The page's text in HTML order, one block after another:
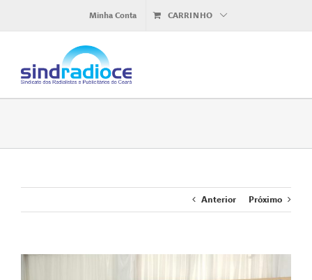
o
Minha Conta CARRINHO
Anterior Próximo
View